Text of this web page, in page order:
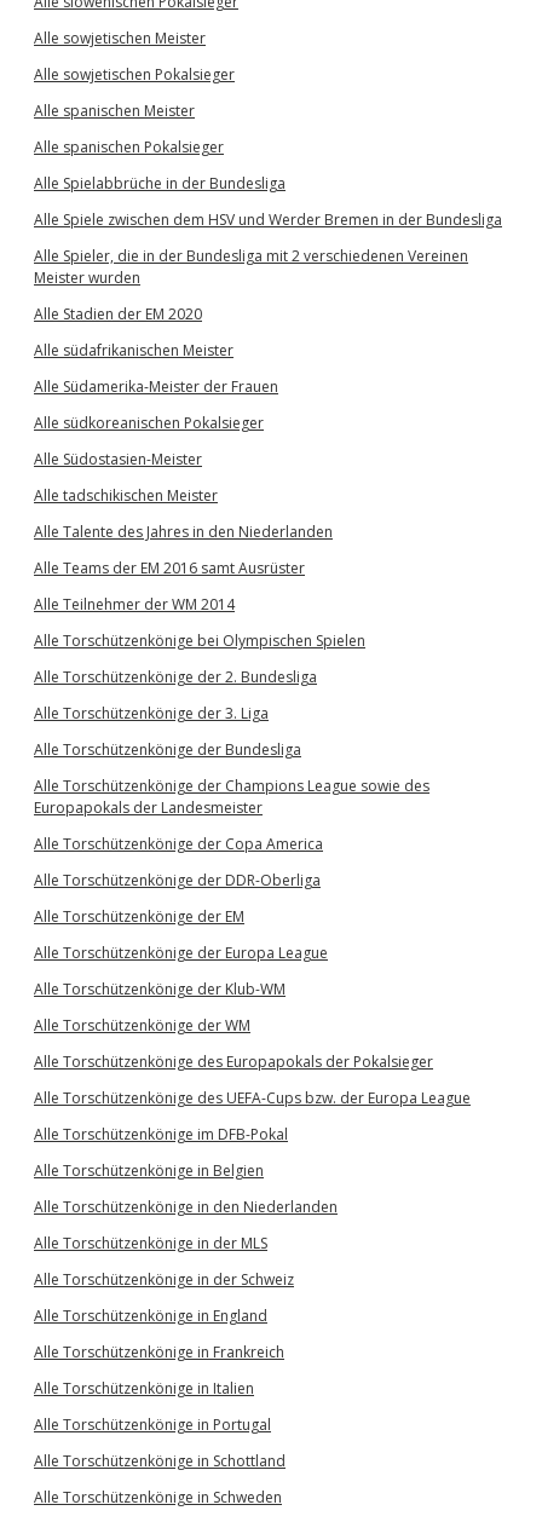
Alle sowjetischen Meister
Alle sowjetischen Pokalsieger
Alle spanischen Meister
Alle spanischen Pokalsieger
Alle Spielabbrüche in der Bundesliga
Alle Spiele zwischen dem HSV und Werder Bremen in der Bundesliga
Alle Spieler, die in der Bundesliga mit 2 verschiedenen Vereinen
Meister wurden
Alle Stadien der EM 2020
Alle südafrikanischen Meister
Alle Südamerika-Meister der Frauen
Alle südkoreanischen Pokalsieger
Alle Südostasien-Meister
Alle tadschikischen Meister
Alle Talente des Jahres in den Niederlanden
Alle Teams der EM 2016 samt Ausrüster
Alle Teilnehmer der WM 2014
Alle Torschützenkönige bei Olympischen Spielen
Alle Torschützenkönige der 2. Bundesliga
Alle Torschützenkönige der 3. Liga
Alle Torschützenkönige der Bundesliga
Alle Torschützenkönige der Champions League sowie des
Europapokals der Landesmeister
Alle Torschützenkönige der Copa America
Alle Torschützenkönige der DDR-Oberliga
Alle Torschützenkönige der EM
Alle Torschützenkönige der Europa League
Alle Torschützenkönige der Klub-WM
Alle Torschützenkönige der WM
Alle Torschützenkönige des Europapokals der Pokalsieger
Alle Torschützenkönige des UEFA-Cups bzw. der Europa League
Alle Torschützenkönige im DFB-Pokal
Alle Torschützenkönige in Belgien
Alle Torschützenkönige in den Niederlanden
Alle Torschützenkönige in der MLS
Alle Torschützenkönige in der Schweiz
Alle Torschützenkönige in England
Alle Torschützenkönige in Frankreich
Alle Torschützenkönige in Italien
Alle Torschützenkönige in Portugal
Alle Torschützenkönige in Schottland
Alle Torschützenkönige in Schweden